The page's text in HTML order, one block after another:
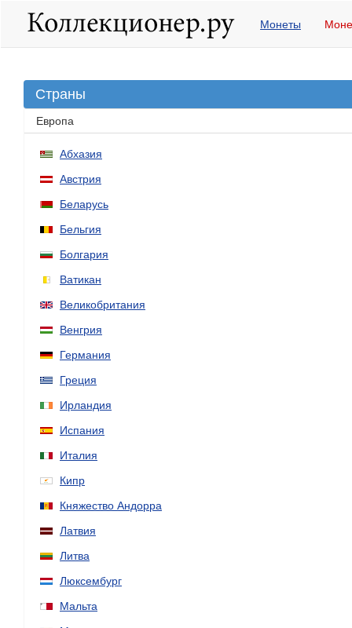
Монеты
Страны
Европа
Абхазия
Австрия
Беларусь
Бельгия
Болгария
Ватикан
Великобритания
Венгрия
Германия
Греция
Ирландия
Испания
Италия
Кипр
Княжество Андорра
Латвия
Литва
Люксембург
Мальта